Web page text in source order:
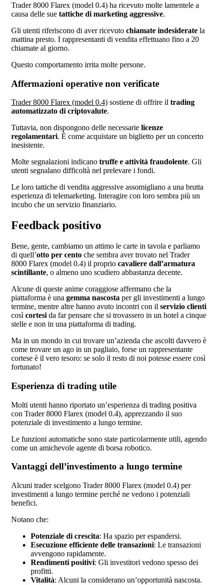
Trader 8000 Flarex (model 0.4) ha ricevuto molte lamentele a
causa delle sue tattiche di marketing aggressive.
Gli utenti riferiscono di aver ricevuto chiamate indesiderate la
mattina presto. I rappresentanti di vendita effettuano fino a 20
chiamate al giorno.
Questo comportamento irrita molte persone.
Affermazioni operative non verificate
Trader 8000 Flarex (model 0.4) sostiene di offrire il trading
automatizzato di criptovalute.
Tuttavia, non dispongono delle necessarie licenze
regolamentari. È come acquistare un biglietto per un concerto
inesistente.
Molte segnalazioni indicano truffe e attività fraudolente. Gli
utenti segnalano difficoltà nel prelevare i fondi.
Le loro tattiche di vendita aggressive assomigliano a una brutta
esperienza di telemarketing. Interagire con loro sembra più un
incubo che un servizio finanziario.
Feedback positivo
Bene, gente, cambiamo un attimo le carte in tavola e parliamo
di quell’otto per cento che sembra aver trovato nel Trader
8000 Flarex (model 0.4) il proprio cavaliere dall’armatura
scintillante, o almeno uno scudiero abbastanza decente.
Alcune di queste anime coraggiose affermano che la
piattaforma è una gemma nascosta per gli investimenti a lungo
termine, mentre altre hanno avuto incontri con il servizio clienti
così cortesi da far pensare che si trovassero in un hotel a cinque
stelle e non in una piattaforma di trading.
Ma in un mondo in cui trovare un’azienda che ascolti davvero è
come trovare un ago in un pagliaio, forse un rappresentante
cortese è il vero tesoro: se solo il resto di noi potesse essere così
fortunato!
Esperienza di trading utile
Molti utenti hanno riportato un’esperienza di trading positiva
con Trader 8000 Flarex (model 0.4), apprezzando il suo
potenziale di investimento a lungo termine.
Le funzioni automatiche sono state particolarmente utili, agendo
come un amichevole agente di borsa robotico.
Vantaggi dell’investimento a lungo termine
Alcuni trader scelgono Trader 8000 Flarex (model 0.4) per
investimenti a lungo termine perché ne vedono i potenziali
benefici.
Notano che:
Potenziale di crescita: Ha spazio per espandersi.
Esecuzione efficiente delle transazioni: Le transazioni
avvengono rapidamente.
Rendimenti positivi: Gli investitori vedono spesso dei
profitti.
Vitalità: Alcuni la considerano un’opportunità nascosta.